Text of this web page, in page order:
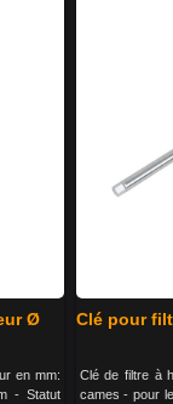
Ø
en mm:
- Statut
Clé pour
Clé de filtre à
cames - pour